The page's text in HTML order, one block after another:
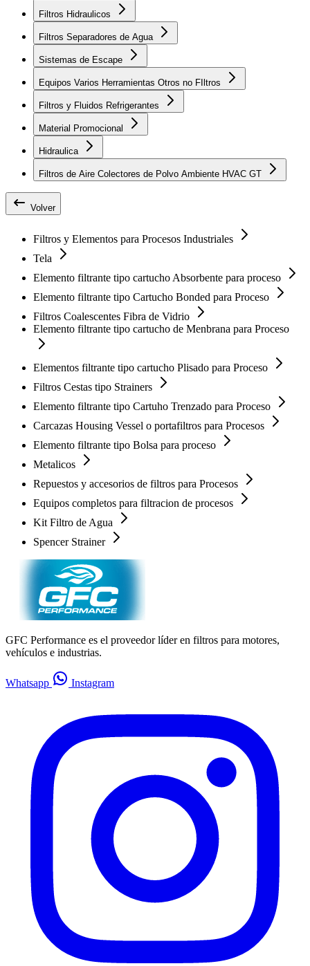
Filtros Hidraulicos
Filtros Separadores de Agua
Sistemas de Escape
Equipos Varios Herramientas Otros no FIltros
Filtros y Fluidos Refrigerantes
Material Promocional
Hidraulica
Filtros de Aire Colectores de Polvo Ambiente HVAC GT
Volver
Filtros y Elementos para Procesos Industriales
Tela
Elemento filtrante tipo cartucho Absorbente para proceso
Elemento filtrante tipo Cartucho Bonded para Proceso
Filtros Coalescentes Fibra de Vidrio
Elemento filtrante tipo cartucho de Menbrana para Proceso
Elementos filtrante tipo cartucho Plisado para Proceso
Filtros Cestas tipo Strainers
Elemento filtrante tipo Cartuho Trenzado para Proceso
Carcazas Housing Vessel o portafiltros para Procesos
Elemento filtrante tipo Bolsa para proceso
Metalicos
Repuestos y accesorios de filtros para Procesos
Equipos completos para filtracion de procesos
Kit Filtro de Agua
Spencer Strainer
GFC Performance es el proveedor líder en filtros para motores,
vehículos e industrias.
Whatsapp Instagram